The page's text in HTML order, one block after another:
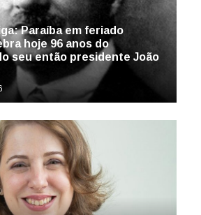
Paraíba em feriado
hoje 96 anos do
seu então presidente João